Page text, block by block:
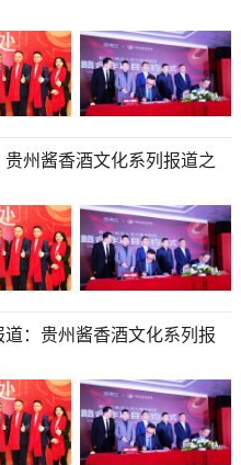
州酱香酒文化系列报道之
：贵州酱香酒文化系列报